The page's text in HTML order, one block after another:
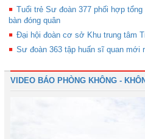
Tuổi trẻ Sư đoàn 377 phối hợp
bàn đóng quân
Đại hội đoàn cơ sở Khu trung tâm
Sư đoàn 363 tập huấn sĩ quan mới
VIDEO BÁO PHÒNG KHÔNG -